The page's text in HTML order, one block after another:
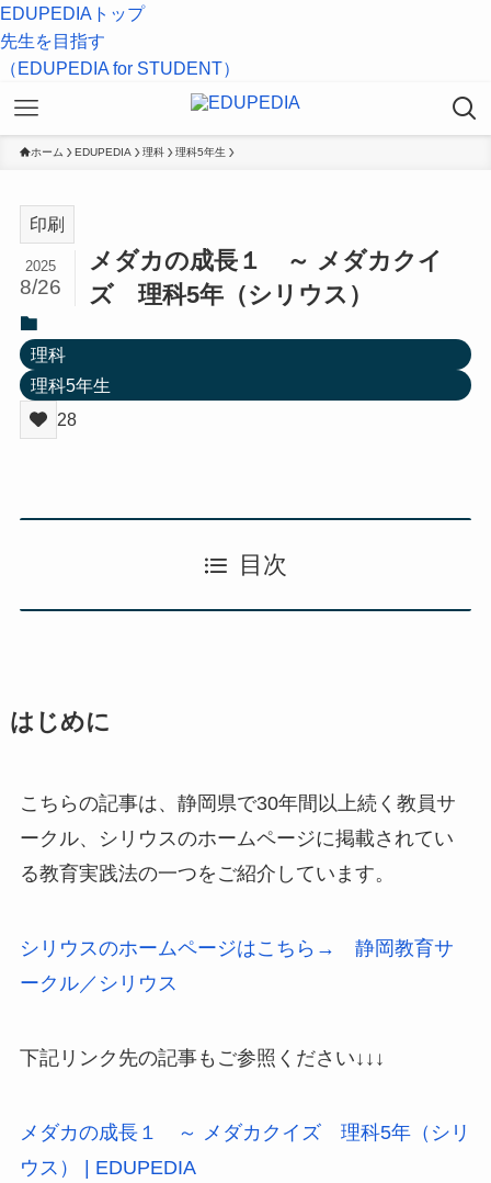
EDUPEDIAトップ
先生を目指す
（EDUPEDIA for STUDENT）
ホーム EDUPEDIA 理科 理科5年生
印刷
メダカの成長１ ～ メダカクイ
ズ 理科5年（シリウス）
2025
8/26
理科
理科5年生
28
目次
はじめに
こちらの記事は、静岡県で30年間以上続く教員サ
ークル、シリウスのホームページに掲載されてい
る教育実践法の一つをご紹介しています。
シリウスのホームページはこちら→ 静岡教育サ
ークル／シリウス
下記リンク先の記事もご参照ください↓↓↓
メダカの成長１ ～ メダカクイズ 理科5年（シリ
ウス） | EDUPEDIA